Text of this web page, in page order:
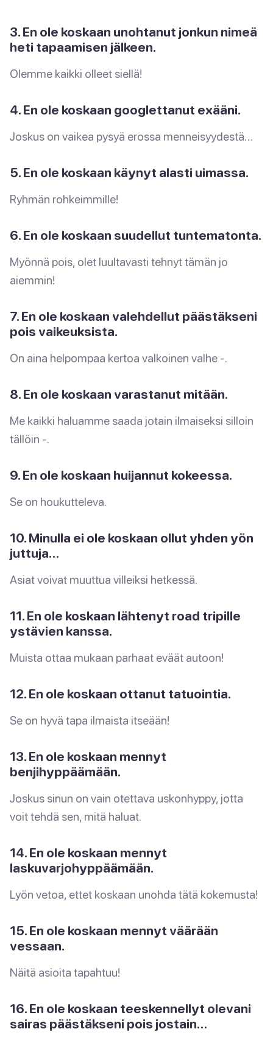
3. En ole koskaan unohtanut jonkun nimeä
heti tapaamisen jälkeen.
Olemme kaikki olleet siellä!
4. En ole koskaan googlettanut exääni.
Joskus on vaikea pysyä erossa menneisyydestä…
5. En ole koskaan käynyt alasti uimassa.
Ryhmän rohkeimmille!
6. En ole koskaan suudellut tuntematonta.
Myönnä pois, olet luultavasti tehnyt tämän jo
aiemmin!
7. En ole koskaan valehdellut päästäkseni
pois vaikeuksista.
On aina helpompaa kertoa valkoinen valhe -.
8. En ole koskaan varastanut mitään.
Me kaikki haluamme saada jotain ilmaiseksi silloin
tällöin -.
9. En ole koskaan huijannut kokeessa.
Se on houkutteleva.
10. Minulla ei ole koskaan ollut yhden yön
juttuja…
Asiat voivat muuttua villeiksi hetkessä.
11. En ole koskaan lähtenyt road tripille
ystävien kanssa.
Muista ottaa mukaan parhaat eväät autoon!
12. En ole koskaan ottanut tatuointia.
Se on hyvä tapa ilmaista itseään!
13. En ole koskaan mennyt
benjihyppäämään.
Joskus sinun on vain otettava uskonhyppy, jotta
voit tehdä sen, mitä haluat.
14. En ole koskaan mennyt
laskuvarjohyppäämään.
Lyön vetoa, ettet koskaan unohda tätä kokemusta!
15. En ole koskaan mennyt väärään
vessaan.
Näitä asioita tapahtuu!
16. En ole koskaan teeskennellyt olevani
sairas päästäkseni pois jostain…